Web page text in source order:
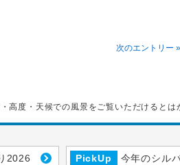
次のエントリー »
度・天候での風景をご覧いただけるとは
2026 PickUp 今年のシル